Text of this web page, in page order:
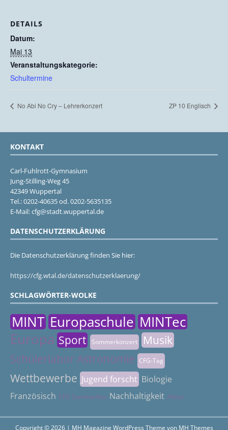
DETAILS
Datum:
Mai 13
Veranstaltungskategorie:
Schultermine
No Abi No Cry – Lehrerkonzert ZP 10 Englisch
KONTAKT
Carl-Fuhlrott-Gymnasium
Jung-Stilling-Weg 45
42349 Wuppertal
Tel.: 0202-40635 od. 0202-5635135
E-Mail: cfg@stadt.wuppertal.de
DATENSCHUTZERKLÄRUNG
Die Datenschutzerklärung finden Sie hier:
https://cfg.wtal.de/datenschutzerklaerung/
SCHLAGWÖRTER-WOLKE
MINT Europaschule MINTec
Europa Sport Sommerkonzert
Musik
Schülerlabor Astronomie CFG-Tag
Wettbewerbe Jugend forscht Biologie
Französisch CFG Sommerfest Nachhaltigkeit Abitur
Copyright © 2026 | MH Magazine WordPress Theme von MH Themes